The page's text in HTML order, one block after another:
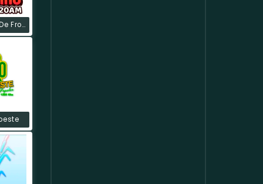
Radio Ecos De Frontino